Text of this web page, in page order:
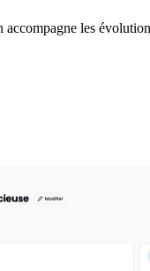
accompagne les